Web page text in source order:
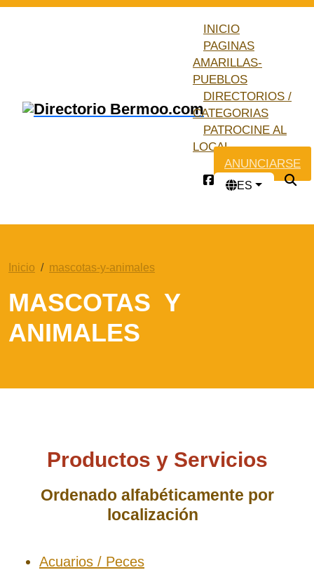
INICIO
PAGINAS
AMARILLAS-
PUEBLOS
DIRECTORIOS /
CATEGORIAS
PATROCINE AL
LOCAL
ANUNCIARSE
ES
Inicio mascotas-y-animales
MASCOTAS Y
ANIMALES
Productos y Servicios
Ordenado alfabéticamente por
localización
Acuarios / Peces